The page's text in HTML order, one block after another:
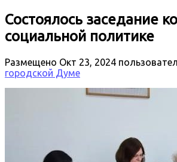
Состоялось заседание
социальной политике
Размещено Окт 23, 2024
городской Думе